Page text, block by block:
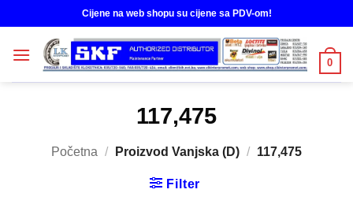
to
content
Cijene na web shopu su cijene sa PDV-om!
0
117,475
Početna / Proizvod Vanjska (D) / 117,475
Filter